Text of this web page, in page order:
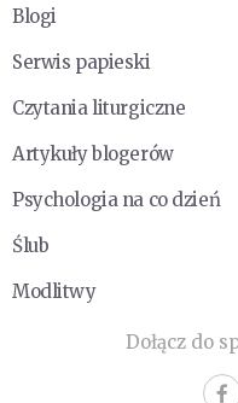
Blogi
Serwis papieski
Czytania liturgiczne
Artykuły blogerów
Psychologia na co dzień
Ślub
Modlitwy
Dołącz do